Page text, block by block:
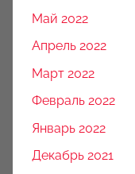
Май 2022
Апрель 2022
Март 2022
Февраль 2022
Январь 2022
Декабрь 2021